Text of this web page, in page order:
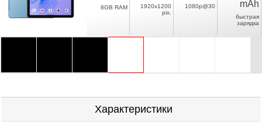
8GB RAM
1920x1200
pix.
1080p@30
mAh
быстрая
зарядка
Характеристики